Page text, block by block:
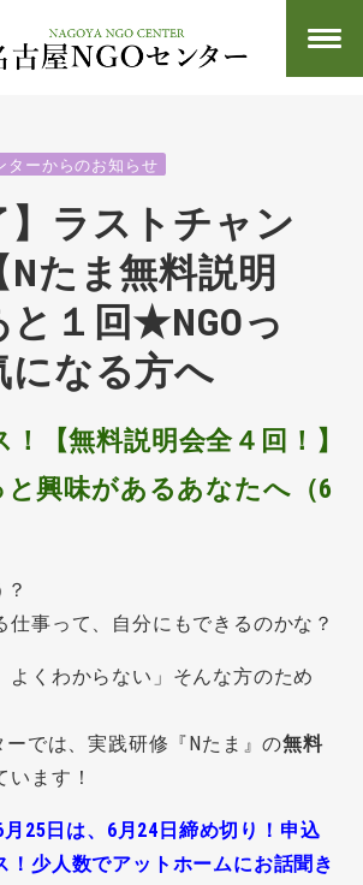
ターからのお知らせ
】ラストチャン
Nたま無料説明
と１回★NGOっ
になる方へ
【無料説明会全４回！】
と興味があるあなたへ（6
仕事って、自分にもできるのかな？
よくわからない」そんな方のため
ーでは、実践研修『Nたま』の無料
います！
25日は、6月24日締め切り！申込
！少人数でアットホームにお話聞き